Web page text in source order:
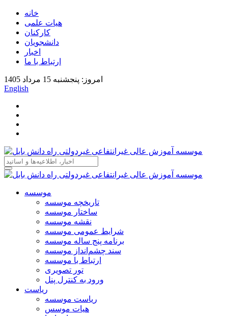
خانه
هیات علمی
کارکنان
دانشجویان
اخبار
ارتباط با ما
امروز: پنجشنبه 15 مرداد 1405
English
موسسه
تاریخچه موسسه
ساختار موسسه
نقشه موسسه
شرایط عمومی موسسه
برنامه پنج ساله موسسه
سند چشم‌انداز موسسه
ارتباط با موسسه
تور تصویری
ورود به کنترل پنل
ریاست
ریاست موسسه
هیات موسس